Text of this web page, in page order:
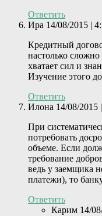
Ответить
Ира 14/08/2015 |
Кредитный
настолько
хватает сил и
Изучение этого
Ответить
Илона 14/08/2015
При
потребовать
объеме. Если
требование
ведь у заемщика
платежи), то
Ответить
Карим 14/